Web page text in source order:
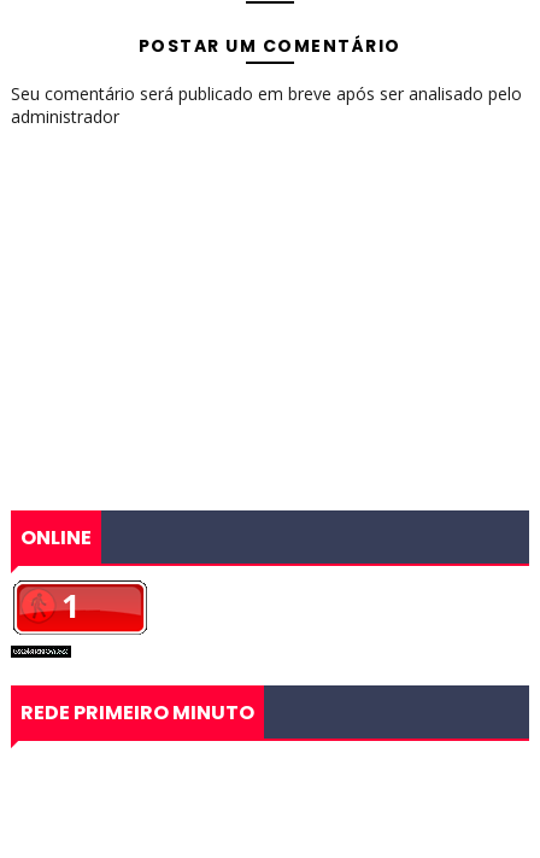
POSTAR UM COMENTÁRIO
Seu comentário será publicado em breve após ser analisado pelo
administrador
ONLINE
REDE PRIMEIRO MINUTO